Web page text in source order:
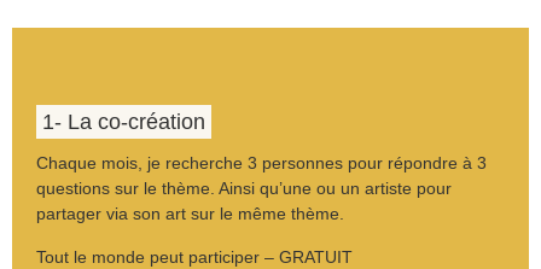
1- La co-création
Chaque mois, je recherche 3 personnes pour répondre à 3
questions sur le thème. Ainsi qu’une ou un artiste pour
partager via son art sur le même thème.
Tout le monde peut participer – GRATUIT